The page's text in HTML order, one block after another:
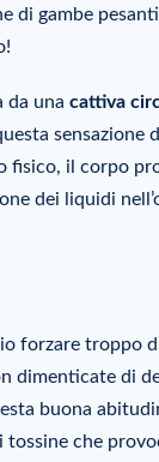
di gambe
da una cattiva
sensazione
il corpo
dei liquidi
forzare troppo
dimenticate di
buona
che